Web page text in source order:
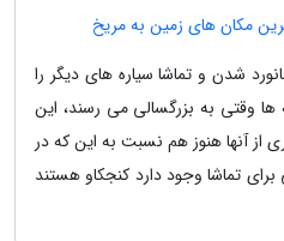
مکان های زمین به مریخ
شدن و تماشا سیاره های دیگر را
ها وقتی به بزرگسالی می رسند، این
از آنها هنوز هم نسبت به این که در
تماشا وجود دارد کنجکاو هستند